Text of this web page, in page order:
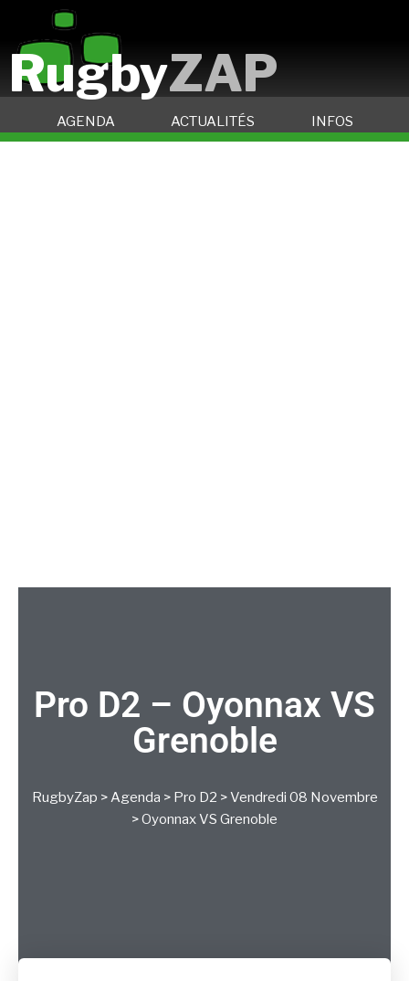
RugbyZAP
AGENDA ACTUALITÉS INFOS
Pro D2 – Oyonnax VS
Grenoble
RugbyZap >Agenda > Pro D2 >Vendredi 08 Novembre
>OyonnaxVS Grenoble